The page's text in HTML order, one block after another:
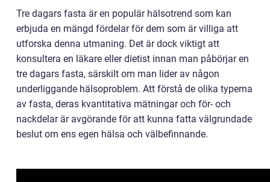
Tre dagars fasta är en populär hälsotrend som kan
erbjuda en mängd fördelar för dem som är villiga att
utforska denna utmaning. Det är dock viktigt att
konsultera en läkare eller dietist innan man påbörjar en
tre dagars fasta, särskilt om man lider av någon
underliggande hälsoproblem. Att förstå de olika typerna
av fasta, deras kvantitativa mätningar och för- och
nackdelar är avgörande för att kunna fatta välgrundade
beslut om ens egen hälsa och välbefinnande.